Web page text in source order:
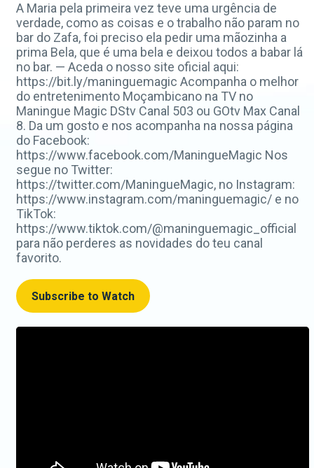
A Maria pela primeira vez teve uma urgência de
verdade, como as coisas e o trabalho não param no
bar do Zafa, foi preciso ela pedir uma mãozinha a
prima Bela, que é uma bela e deixou todos a babar lá
no bar. — Aceda o nosso site oficial aqui:
https://bit.ly/maninguemagic Acompanha o melhor
do entretenimento Moçambicano na TV no
Maningue Magic DStv Canal 503 ou GOtv Max Canal
8. Da um gosto e nos acompanha na nossa página
do Facebook:
https://www.facebook.com/ManingueMagic Nos
segue no Twitter:
https://twitter.com/ManingueMagic, no Instagram:
https://www.instagram.com/maninguemagic/ e no
TikTok:
https://www.tiktok.com/@maninguemagic_official
para não perderes as novidades do teu canal
favorito.
Subscribe to Watch